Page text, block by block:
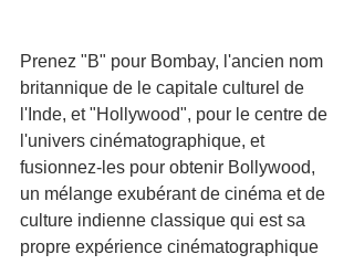
Prenez "B" pour Bombay, l'ancien nom
britannique de le capitale culturel de
l'Inde, et "Hollywood", pour le centre de
l'univers cinématographique, et
fusionnez-les pour obtenir Bollywood,
un mélange exubérant de cinéma et de
culture indienne classique qui est sa
propre expérience cinématographique